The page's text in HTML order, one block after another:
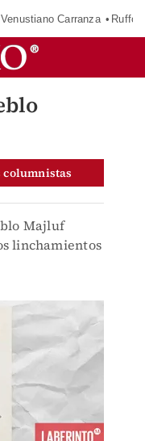
Venustiano Carranza Ruffo
columnistas
Majluf
linchamientos